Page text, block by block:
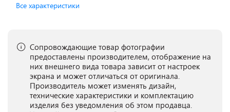
Все характеристики
Сопровождающие товар фотографии
предоставлены производителем, отображение на
них внешнего вида товара зависит от настроек
экрана и может отличаться от оригинала.
Производитель может изменять дизайн,
технические характеристики и комплектацию
изделия без уведомления об этом продавца.